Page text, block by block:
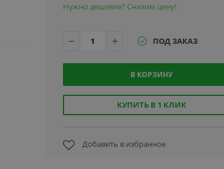
Нужно дешевле? Снизим цену!
ПОД ЗАКАЗ
В КОРЗИНУ
КУПИТЬ В 1 КЛИК
Добавить в избранное